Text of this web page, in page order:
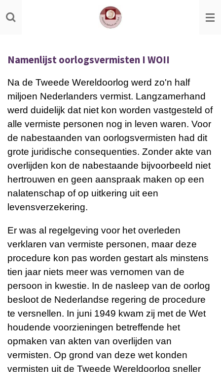
Ga
direct
hoofdinhoud
Namenlijst oorlogsvermisten I WOII
Na de Tweede Wereldoorlog werd zo'n half
miljoen Nederlanders vermist. Langzamerhand
werd duidelijk dat niet kon worden vastgesteld of
alle vermiste personen nog in leven waren. Voor
de nabestaanden van oorlogsvermisten had dit
grote juridische consequenties. Zonder akte van
overlijden kon de nabestaande bijvoorbeeld niet
hertrouwen en geen aanspraak maken op een
nalatenschap of op uitkering uit een
levensverzekering.
Er was al regelgeving voor het overleden
verklaren van vermiste personen, maar deze
procedure kon pas worden gestart als minstens
tien jaar niets meer was vernomen van de
persoon in kwestie. In de nasleep van de oorlog
besloot de Nederlandse regering de procedure
te versnellen. In juni 1949 kwam zij met de Wet
houdende voorzieningen betreffende het
opmaken van akten van overlijden van
vermisten. Op grond van deze wet konden
vermisten uit de Tweede Wereldoorlog sneller